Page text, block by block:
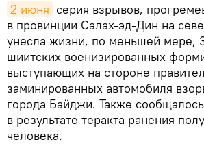
2 июня серия взрывов,
в провинции Салах-эд-Дин на
унесла жизни, по меньшей мере,
шиитских военизированных
выступающих на стороне
заминированных автомобиля
города Байджи. Также
в результате теракта ранения
человека.